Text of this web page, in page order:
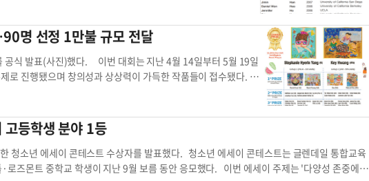
에서 찾아볼 수 있습니다. 장학금 수여식은 8월 1일
니다. 수상자들은 본인 ID를 지참하고 시상식에 참석해야 하며
석할 수 있습니다. ▶문의: 해피빌리지 (213)368-2630 ▶주최:
Kim Foundation, J&S Song Foundation수상자 발표
명 선정 1만불 규모 전달
공식 발표(사진)했다. 이번 대회는 지난 4월 14일부터 5월 19일
로 진행됐으며 창의성과 상상력이 가득한 작품들이 접수됐다.
와 이름이 새겨진 상패가 수여된다. 이외에도 1등(500달러 상
달러 상품권 및 트로피), 장려상(20달러 상품권 및 트로피)
상자에게는 이메일을 통해 수상 사실이 개별 통보되었으며 오
터를 방문해 유효한 신분증과 H마트 스마트카드를 제시한 후 본
은 “참가 어린이들이 다양한 색감과 상상력으로 H마트 매장의
등학생 분야 1등
청소년 에세이 콘테스트 수상자를 발표했다. 청소년 에세이 콘테스트는 글렌데일 통합교육
로즈몬트 중학교 학생이 지난 9월 보름 동안 응모했다. 이번 에세이 주제는 '다양성 존중에 기